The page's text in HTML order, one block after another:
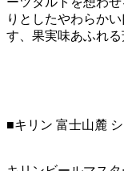
りとしたやわらか
す、果実味あふれ
■キリン 富士山麓